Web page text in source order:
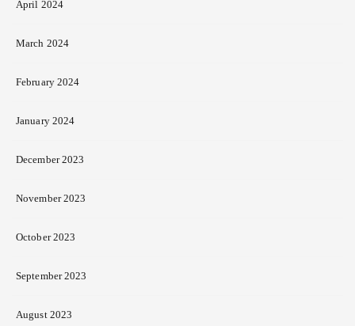
April 2024
March 2024
February 2024
January 2024
December 2023
November 2023
October 2023
September 2023
August 2023